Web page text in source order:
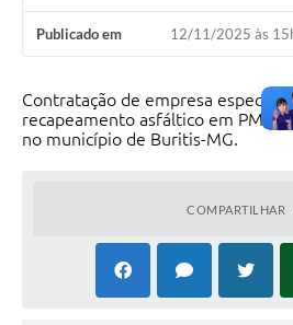
Publicado em 12/11/2025 às
Contratação de empresa
recapeamento asfáltico em PMF
no município de Buritis-MG.
COMPARTILHAR